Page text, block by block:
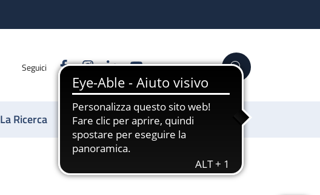
Seguici FacebookInstagram
LinkedinYouTube Cerca
La Ricerca Sostienici